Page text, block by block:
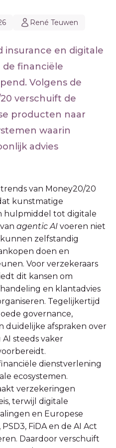
René Teuwen
insurance en digitale
financiële
Volgens de
verschuift de
producten naar
waarin
advies
van Money20/20
kunstmatige
hulpmiddel tot digitale
agentic AI voeren niet
zelfstandig
doen en
Voor verzekeraars
dit kansen om
en klantadvies
Tegelijkertijd
governance,
duidelijke afspraken over
steeds vaker
dienstverlening
ecosystemen.
verzekeringen
terwijl digitale
en Europese
FiDA en de AI Act
Daardoor verschuift